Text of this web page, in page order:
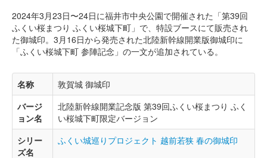
2024年3月23日〜24日に福井市中央公園で開催された「第39回
ふくい桜まつり ふくい桜城下町」で、特設ブースにて販売され
た御城印。3月16日から発売された北陸新幹線開業版御城印に
「ふくい桜城下町 参陣記念」の一文が追加されている。
名称
敦賀城 御城印
バージ
ョン名
北陸新幹線開業記念版 第39回ふくい桜まつり ふく
い桜城下町限定バージョン
シリー
ズ名
ふくい城巡りプロジェクト 越前若狭 春の御城印